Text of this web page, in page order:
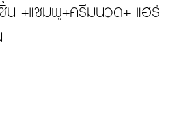
น +แชมพู+ครีมนวด+ แฮร์